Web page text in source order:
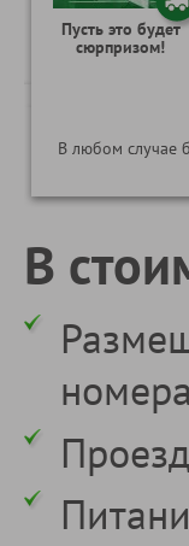
Пусть это будет
сюрпризом!
В любом случае
В